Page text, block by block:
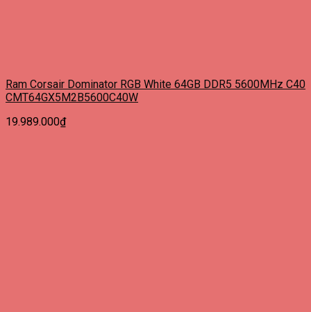
Ram Corsair Dominator RGB White 64GB DDR5 5600MHz C40
CMT64GX5M2B5600C40W
19.989.000₫